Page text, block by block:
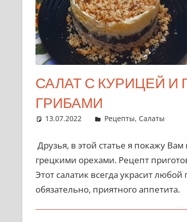
САЛАТ С КУРИЦЕЙ
ГРИБАМИ
13.07.2022 admin
Рецепты, Салаты
Друзья, в этой статье я покажу
грецкими орехами. Рецепт
Этот салатик всегда украсит
обязательно, приятного аппетита.